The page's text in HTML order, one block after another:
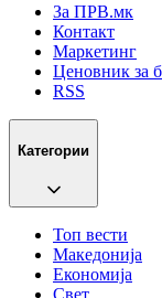
За ПРВ.мк
Контакт
Маркетинг
Ценовник за
RSS
Категории
Топ вести
Македонија
Економија
Свет